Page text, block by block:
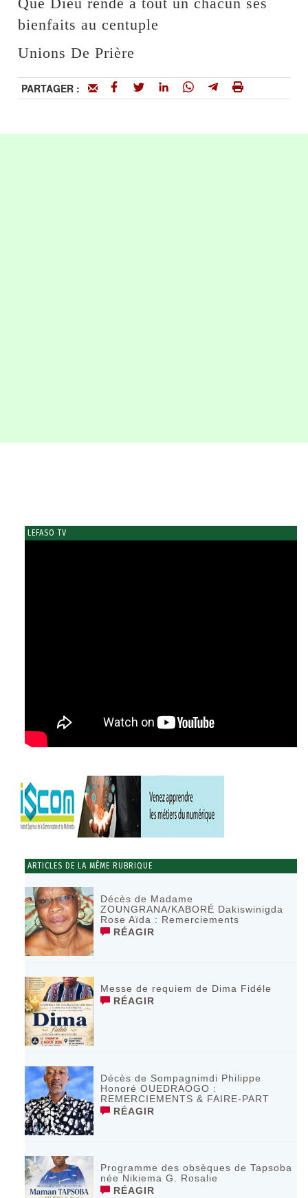
bienfaits au centuple
Unions De Prière
PARTAGER :
LEFASO TV
ARTICLES DE LA MÊME RUBRIQUE
Décès de Madame
ZOUNGRANA/KABORÉ Dakiswinigda
Rose Aïda : Remerciements
RÉAGIR
Messe de requiem de Dima Fidéle
RÉAGIR
Décès de Sompagnimdi Philippe
Honoré OUEDRAOGO :
REMERCIEMENTS & FAIRE-PART
RÉAGIR
Programme des obsèques de Tapsoba
née Nikiema G. Rosalie
RÉAGIR